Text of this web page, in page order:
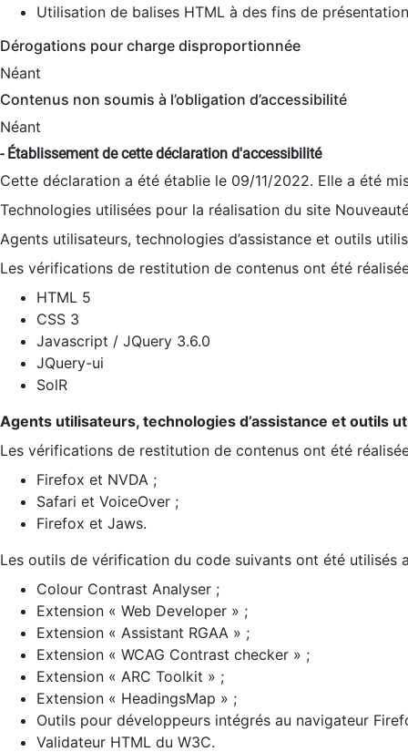
Utilisation de balises HTML à des fins de
Dérogations pour charge disproportionnée
Néant
Contenus non soumis à l’obligation d’accessibilité
Néant
- Établissement de cette déclaration d'accessibilité
Cette déclaration a été établie le 09/11/2022. Elle a été
Technologies utilisées pour la réalisation du site
Agents utilisateurs, technologies d’assistance et outils
Les vérifications de restitution de contenus ont été
HTML 5
CSS 3
Javascript / JQuery 3.6.0
JQuery-ui
SolR
Agents utilisateurs, technologies d’assistance et outils
Les vérifications de restitution de contenus ont été
Firefox et NVDA ;
Safari et VoiceOver ;
Firefox et Jaws.
Les outils de vérification du code suivants ont été utilisés
Colour Contrast Analyser ;
Extension « Web Developer » ;
Extension « Assistant RGAA » ;
Extension « WCAG Contrast checker » ;
Extension « ARC Toolkit » ;
Extension « HeadingsMap » ;
Outils pour développeurs intégrés au navigateur
Validateur HTML du W3C.